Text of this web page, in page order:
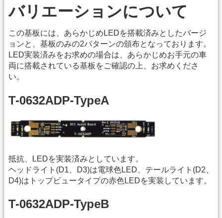
バリエーションについて
この基板には、あらかじめLEDを搭載済みとしたバージ
ョンと、基板のみの2パターンの頒布となっております。
LED実装済みをお求めの場合は、あらかじめお手元の車
両に搭載されている基板をご確認の上、お求めくださ
い。
T-0632ADP-TypeA
抵抗、LEDを実装済みとしています。
ヘッドライト(D1、D3)は電球色LED、テールライト(D2、
D4)はトップビュータイプの赤色LEDを実装しています。
T-0632ADP-TypeB